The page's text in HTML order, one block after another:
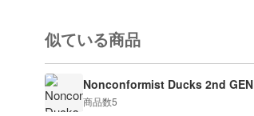
似ている商品
Nonconformist Ducks 2nd GEN
商品数5